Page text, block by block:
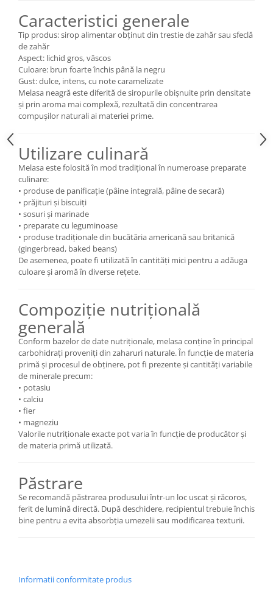
Caracteristici generale
Tip produs: sirop alimentar obținut din trestie de zahăr sau sfeclă
de zahăr
Aspect: lichid gros, vâscos
Culoare: brun foarte închis până la negru
Gust: dulce, intens, cu note caramelizate
Melasa neagră este diferită de siropurile obișnuite prin densitate
și prin aroma mai complexă, rezultată din concentrarea
compușilor naturali ai materiei prime.
Utilizare culinară
Melasa este folosită în mod tradițional în numeroase preparate
culinare:
• produse de panificație (pâine integrală, pâine de secară)
• prăjituri și biscuiți
• sosuri și marinade
• preparate cu leguminoase
• produse tradiționale din bucătăria americană sau britanică
(gingerbread, baked beans)
De asemenea, poate fi utilizată în cantități mici pentru a adăuga
culoare și aromă în diverse rețete.
Compoziție nutrițională
generală
Conform bazelor de date nutriționale, melasa conține în principal
carbohidrați proveniți din zaharuri naturale. În funcție de materia
primă și procesul de obținere, pot fi prezente și cantități variabile
de minerale precum:
• potasiu
• calciu
• fier
• magneziu
Valorile nutriționale exacte pot varia în funcție de producător și
de materia primă utilizată.
Păstrare
Se recomandă păstrarea produsului într-un loc uscat și răcoros,
ferit de lumină directă. După deschidere, recipientul trebuie închis
bine pentru a evita absorbția umezelii sau modificarea texturii.
Informatii conformitate produs